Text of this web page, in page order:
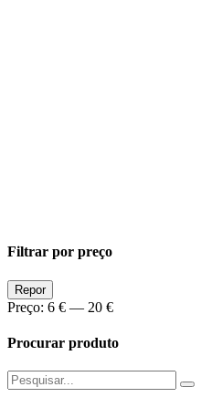
Filtrar por preço
Preço
Min
Preço
Max
Repor
Preço: 6 € — 20 €
Procurar produto
Pesquisar
por: